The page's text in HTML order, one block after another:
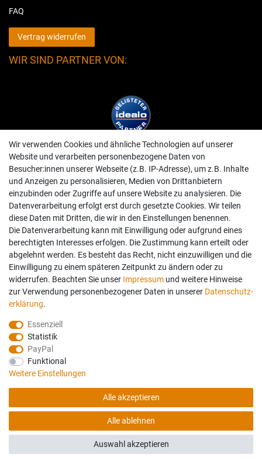
FAQ
Vertrag widerrufen
WIR SIND PARTNER VON:
Folgen Sie uns auch auf:
Wir verwenden Cookies und ähnliche Technologien auf unserer
Website und verarbeiten personenbezogene Daten von
Besucher:innen unserer Webseite (z.B. IP-Adresse), um z.B. Inhalte
und Anzeigen zu personalisieren, Medien von Drittanbietern
einzubinden oder Zugriffe auf unsere Website zu analysieren. Die
Datenverarbeitung erfolgt erst durch gesetzte Cookies. Wir teilen
diese Daten mit Dritten, die wir in den Einstellungen benennen.
Die Datenverarbeitung kann mit Einwilligung oder aufgrund eines
berechtigten Interesses erfolgen. Die Zustimmung kann erteilt oder
abgelehnt werden. Es besteht das Recht, nicht einzuwilligen und die
Einwilligung zu einem späteren Zeitpunkt zu ändern oder zu
widerrufen. Beachten Sie unser Impressum und weitere Hinweise
zur Verwendung personenbezogener Daten in unserer Daten­schutz­
erklärung.
Essenziell
Statistik
PayPal
Funktional
Weitere Einstellungen
Alle akzeptieren
Alle ablehnen
Auswahl akzeptieren